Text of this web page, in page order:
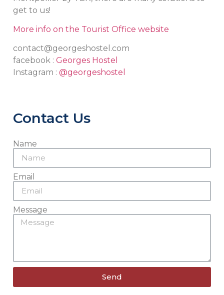
get to us!
More info on the Tourist Office website
contact@georgeshostel.com
facebook : Georges Hostel
Instagram : @georgeshostel
Contact Us
Name
Email
Message
Send